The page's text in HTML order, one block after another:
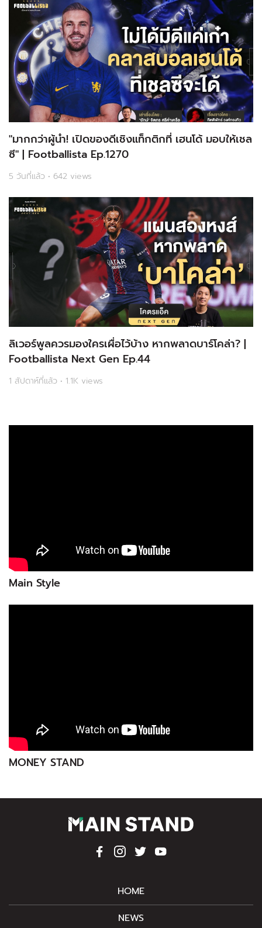
"มากกว่าผู้นำ! เปิดของดีเชิงแท็กติกที่ เฮนโด้ มอบให้เชล
ซี" | Footballista Ep.1270
5 วันที่แล้ว • 642 views
ลิเวอร์พูลควรมองใครเผื่อไว้บ้าง หากพลาดบาร์โคล่า? |
Footballista Next Gen Ep.44
1 สัปดาห์ที่แล้ว • 1.1K views
Main Style
MONEY STAND
HOME
NEWS